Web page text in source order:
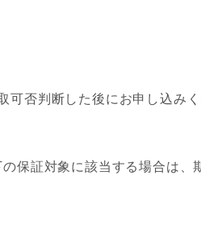
否判断した後にお申し込みく
保証対象に該当する場合は、